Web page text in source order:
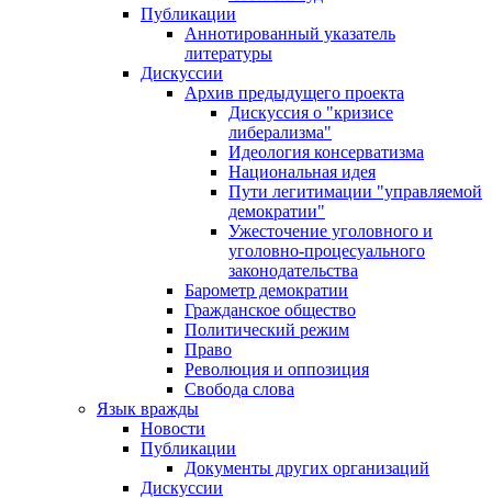
Публикации
Аннотированный указатель
литературы
Дискуссии
Архив предыдущего проекта
Дискуссия о "кризисе
либерализма"
Идеология консерватизма
Национальная идея
Пути легитимации "управляемой
демократии"
Ужесточение уголовного и
уголовно-процесуального
законодательства
Барометр демократии
Гражданское общество
Политический режим
Право
Революция и оппозиция
Свобода слова
Язык вражды
Новости
Публикации
Документы других организаций
Дискуссии